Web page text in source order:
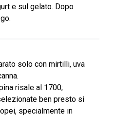
e sul gelato. Dopo
solo con mirtilli, uva
risale al 1700;
ben presto si
specialmente in